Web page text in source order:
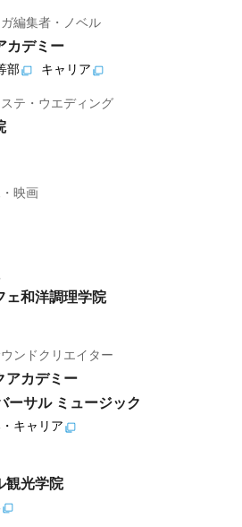
編集者・ノベル
カデミー
部 キャリア
テ・ウエディング
映画
ェ和洋調理学院
ンドクリエイター
アカデミー
ーサル ミュージック
キャリア
観光学院